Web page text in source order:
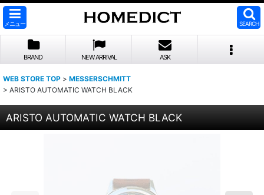
メニュー SEARCH
BRAND NEW ARRIVAL ASK
WEB STORE TOP > MESSERSCHMITT
> ARISTO AUTOMATIC WATCH BLACK
ARISTO AUTOMATIC WATCH BLACK